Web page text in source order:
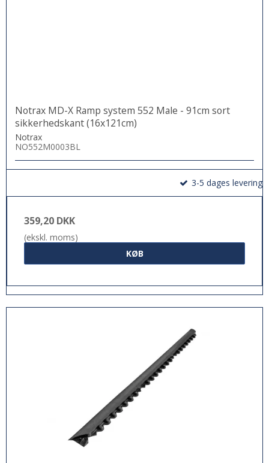
Notrax MD-X Ramp system 552 Male - 91cm sort
sikkerhedskant (16x121cm)
Notrax
NO552M0003BL
3-5 dages levering
359,20 DKK
(ekskl. moms)
KØB